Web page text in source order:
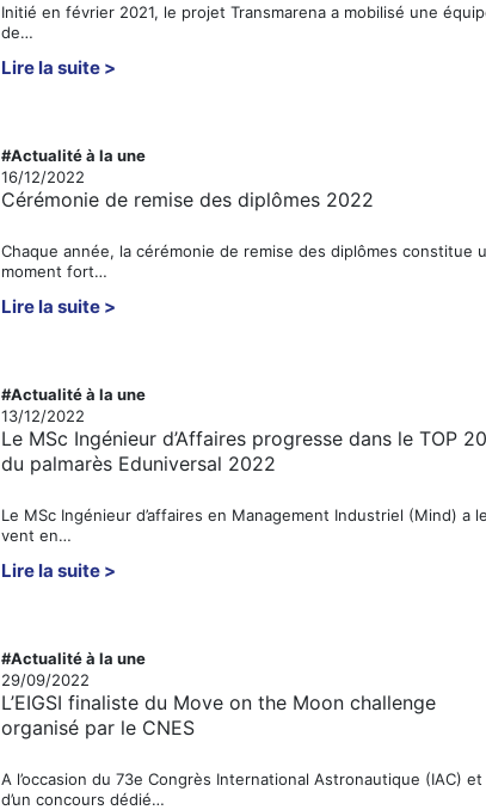
Initié en février 2021, le projet Transmarena a mobilisé une
de…
Lire la suite
#Actualité à la une
16/12/2022
Cérémonie de remise des diplômes 2022
Chaque année, la cérémonie de remise des diplômes constitue
moment fort…
Lire la suite
#Actualité à la une
13/12/2022
Le MSc Ingénieur d’Affaires progresse dans le TOP 20
du palmarès Eduniversal 2022
Le MSc Ingénieur d’affaires en Management Industriel (Mind) a le
vent en…
Lire la suite
#Actualité à la une
29/09/2022
L’EIGSI finaliste du Move on the Moon challenge
organisé par le CNES
A l’occasion du 73e Congrès International Astronautique (IAC) et
d’un concours dédié…